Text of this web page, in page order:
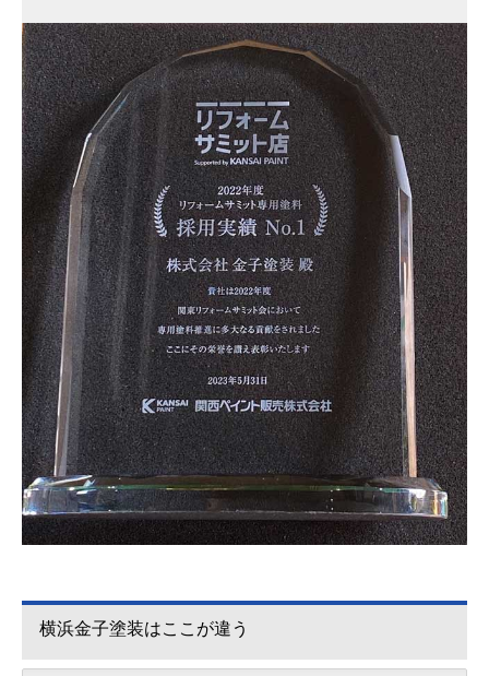
横浜金子塗装はここが違う